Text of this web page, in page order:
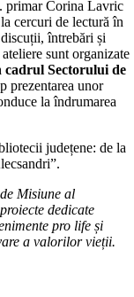
primar Corina Lavric
cercuri de lectură în
întrebări și
sunt organizate
Sectorului de
prezentarea unor
la îndrumarea
județene: de la
Misiune al
dedicate
pro life și
a valorilor vieții.